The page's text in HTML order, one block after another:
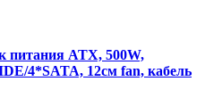
питания ATX, 500W,
4*SATA, 12см fan, кабель